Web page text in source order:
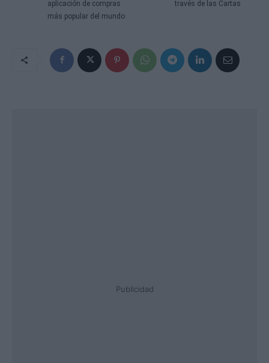
aplicación de compras
más popular del mundo
través de las Cartas
Publicidad